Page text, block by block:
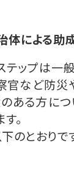
体による助
テップは一
官など防災
ある方につ
。
のとおりで